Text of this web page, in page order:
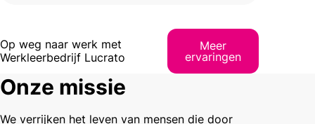
Op weg naar werk met
Werkleerbedrijf Lucrato
Meer
ervaringen
Onze missie
We verrijken het leven van mensen die door